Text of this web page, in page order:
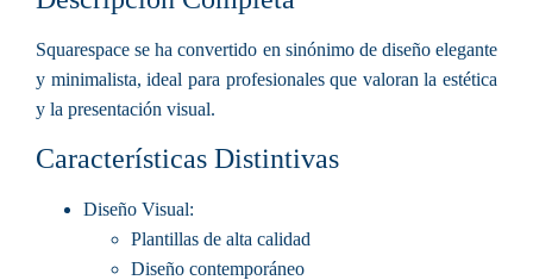
Squarespace se ha convertido en sinónimo de diseño elegante
y minimalista, ideal para profesionales que valoran la estética
y la presentación visual.
Características Distintivas
Diseño Visual:
Plantillas de alta calidad
Diseño contemporáneo